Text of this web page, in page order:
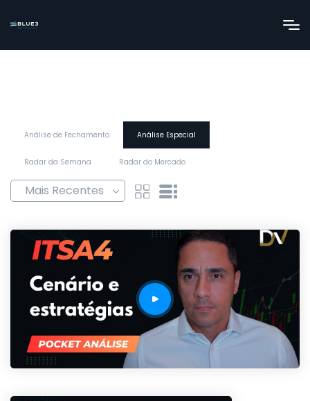
Análise de Fechamento Análise Especial
Radar da Semana Radar do Mercado